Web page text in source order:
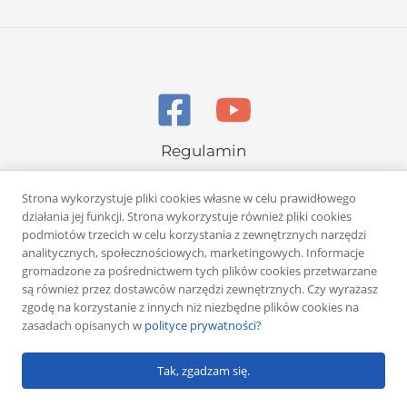
Regulamin
Copyright © 2026 Rafał Żuber
Strona wykorzystuje pliki cookies własne w celu prawidłowego
działania jej funkcji. Strona wykorzystuje również pliki cookies
podmiotów trzecich w celu korzystania z zewnętrznych narzędzi
analitycznych, społecznościowych, marketingowych. Informacje
gromadzone za pośrednictwem tych plików cookies przetwarzane
są również przez dostawców narzędzi zewnętrznych. Czy wyrażasz
zgodę na korzystanie z innych niż niezbędne plików cookies na
zasadach opisanych w polityce prywatności?
Tak, zgadzam się.